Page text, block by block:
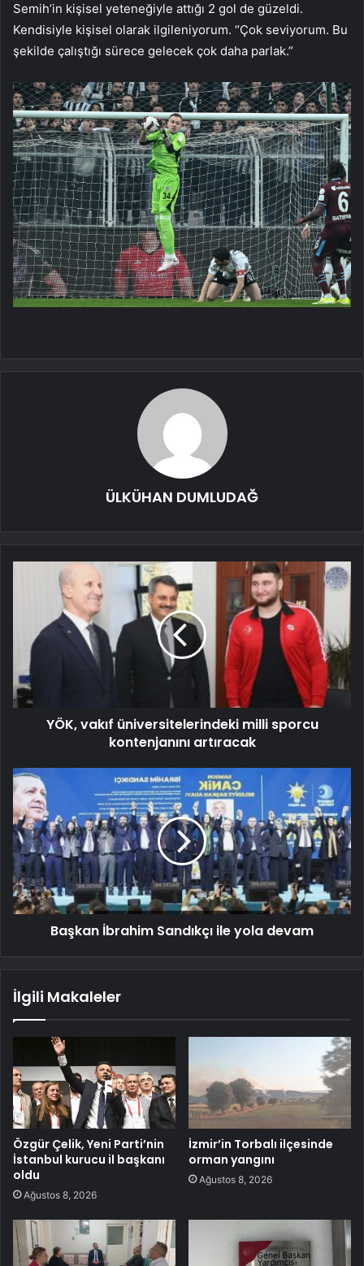
Semih’in kişisel yeteneğiyle attığı 2 gol de güzeldi.
Kendisiyle kişisel olarak ilgileniyorum. “Çok seviyorum. Bu
şekilde çalıştığı sürece gelecek çok daha parlak.”
ÜLKÜHAN DUMLUDAĞ
YÖK, vakıf üniversitelerindeki milli sporcu
kontenjanını artıracak
Başkan İbrahim Sandıkçı ile yola devam
İlgili Makaleler
Özgür Çelik, Yeni Parti’nin
İstanbul kurucu il başkanı
oldu
Ağustos 8, 2026
İzmir’in Torbalı ilçesinde
orman yangını
Ağustos 8, 2026